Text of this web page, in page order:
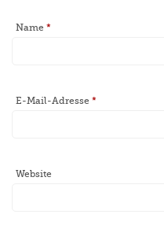
Name*
E-Mail-Adresse*
Website